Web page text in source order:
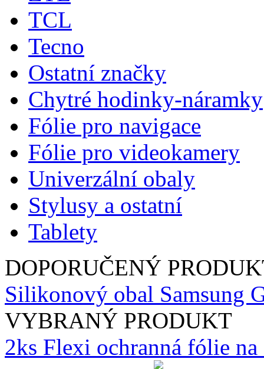
TCL
Tecno
Ostatní značky
Chytré hodinky-náramky
Fólie pro navigace
Fólie pro videokamery
Univerzální obaly
Stylusy a ostatní
Tablety
DOPORUČENÝ
Silikonový obal Samsung
VYBRANÝ PRODUKT
2ks Flexi ochranná fólie